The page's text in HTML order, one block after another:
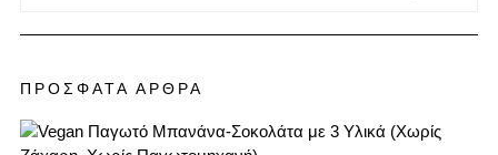
ΠΡΟΣΦΑΤΑ ΑΡΘΡΑ